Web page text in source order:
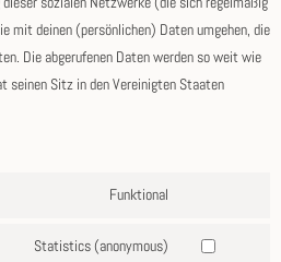
mit deinen (persönlichen) Daten umgehen, die
Die abgerufenen Daten werden so weit wie
seinen Sitz in den Vereinigten Staaten
Funktional
Statistics (anonymous)